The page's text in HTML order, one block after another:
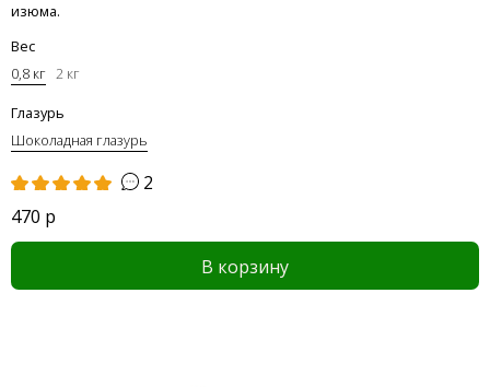
изюма.
Вес
0,8 кг 2 кг
Глазурь
Шоколадная глазурь
2
470 р
В корзину